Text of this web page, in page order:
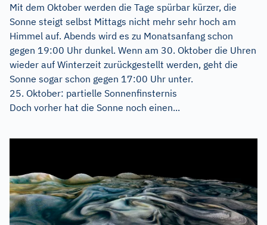
Mit dem Oktober werden die Tage spürbar kürzer, die
Sonne steigt selbst Mittags nicht mehr sehr hoch am
Himmel auf. Abends wird es zu Monatsanfang schon
gegen 19:00 Uhr dunkel. Wenn am 30. Oktober die Uhren
wieder auf Winterzeit zurückgestellt werden, geht die
Sonne sogar schon gegen 17:00 Uhr unter.
25. Oktober: partielle Sonnenfinsternis
Doch vorher hat die Sonne noch einen...